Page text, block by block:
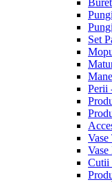
Set
Perii
Vase
Cutii